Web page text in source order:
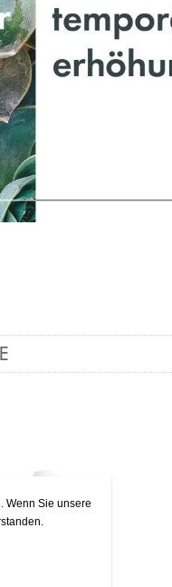
Wenn Sie unsere